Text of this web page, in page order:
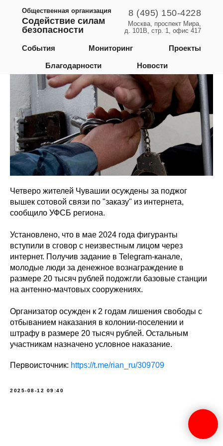
8 (495) 150-4228
Общественная организация
Содействие силам
безопасности
Мониторинг
События
Благодарности Новости
Проекты
Москва, проспект Мира,
д. 101В, стр. 1, офис 417
Чувашская Республика
Четверо жителей Чувашии осуждены за поджог
вышек сотовой связи по "заказу" из интернета,
сообщило УФСБ региона.
Установлено, что в мае 2024 года фигуранты
вступили в сговор с неизвестным лицом через
интернет. Получив задание в Telegram-канале,
молодые люди за денежное вознаграждение в
размере 20 тысяч рублей подожгли базовые станции
на антенно-мачтовых сооружениях.
Организатор осужден к 2 годам лишения свободы с
отбыванием наказания в колонии-поселении и
штрафу в размере 20 тысяч рублей. Остальным
участникам назначено условное наказание.
Первоисточник: https://t.me/rian_ru/309709
2025-08-12 09:40